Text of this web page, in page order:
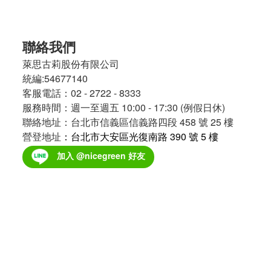
聯絡我們
萊思古莉股份有限公司
統編:54677140
客服電話：02 - 2722 - 8333
服務時間：週一至週五 10:00 - 17:30 (例假日休)
聯絡地址：台北市信義區信義路四段 458 號 25 樓
營登地址 ：台北市大安區光復南路 390 號 5 樓
加入 @nicegreen 好友